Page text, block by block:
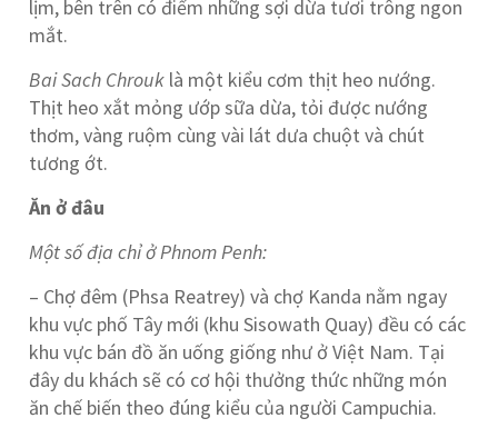
lịm, bên trên có điểm những sợi dừa tươi trông ngon
mắt.
Bai Sach Chrouk là một kiểu cơm thịt heo nướng.
Thịt heo xắt mỏng ướp sữa dừa, tỏi được nướng
thơm, vàng ruộm cùng vài lát dưa chuột và chút
tương ớt.
Ăn ở đâu
Một số địa chỉ ở Phnom Penh:
– Chợ đêm (Phsa Reatrey) và chợ Kanda nằm ngay
khu vực phố Tây mới (khu Sisowath Quay) đều có các
khu vực bán đồ ăn uống giống như ở Việt Nam. Tại
đây du khách sẽ có cơ hội thưởng thức những món
ăn chế biến theo đúng kiểu của người Campuchia.